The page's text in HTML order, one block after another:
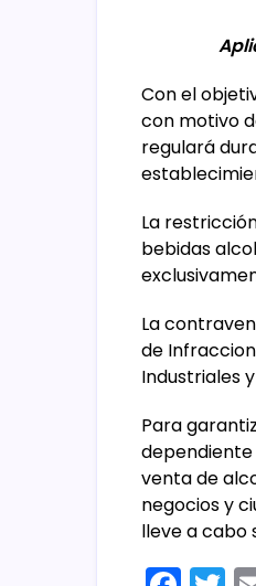
Con el
con motivo
regulará
La
bebidas
La
de
Industriales
Para
venta de
negocios y
lleve a cabo